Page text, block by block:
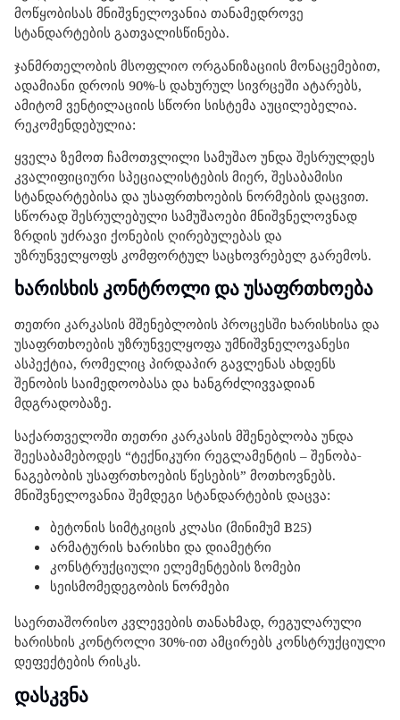
მოწყობისას მნიშვნელოვანია თანამედროვე
სტანდარტების გათვალისწინება.
ჯანმრთელობის მსოფლიო ორგანიზაციის მონაცემებით,
ადამიანი დროის 90%-ს დახურულ სივრცეში ატარებს,
ამიტომ ვენტილაციის სწორი სისტემა აუცილებელია.
რეკომენდებულია:
ყველა ზემოთ ჩამოთვლილი სამუშაო უნდა შესრულდეს
კვალიფიციური სპეციალისტების მიერ, შესაბამისი
სტანდარტებისა და უსაფრთხოების ნორმების დაცვით.
სწორად შესრულებული სამუშაოები მნიშვნელოვნად
ზრდის უძრავი ქონების ღირებულებას და
უზრუნველყოფს კომფორტულ საცხოვრებელ გარემოს.
ხარისხის კონტროლი და უსაფრთხოება
თეთრი კარკასის მშენებლობის პროცესში ხარისხისა და
უსაფრთხოების უზრუნველყოფა უმნიშვნელოვანესი
ასპექტია, რომელიც პირდაპირ გავლენას ახდენს
შენობის საიმედოობასა და ხანგრძლივვადიან
მდგრადობაზე.
საქართველოში თეთრი კარკასის მშენებლობა უნდა
შეესაბამებოდეს “ტექნიკური რეგლამენტის – შენობა-
ნაგებობის უსაფრთხოების წესების” მოთხოვნებს.
მნიშვნელოვანია შემდეგი სტანდარტების დაცვა:
ბეტონის სიმტკიცის კლასი (მინიმუმ B25)
არმატურის ხარისხი და დიამეტრი
კონსტრუქციული ელემენტების ზომები
სეისმომედეგობის ნორმები
საერთაშორისო კვლევების თანახმად, რეგულარული
ხარისხის კონტროლი 30%-ით ამცირებს კონსტრუქციული
დეფექტების რისკს.
დასკვნა